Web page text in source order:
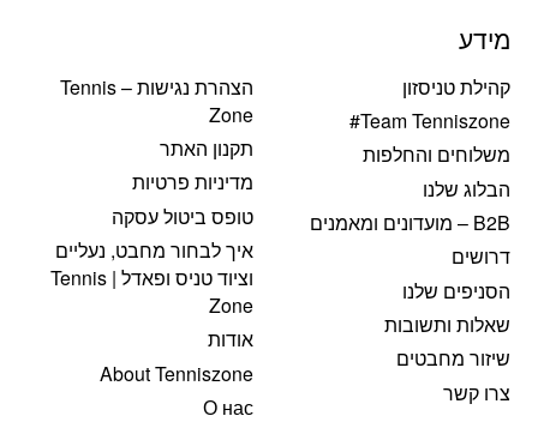
מידע
קהילת טניסזון
Team Tenniszone#
משלוחים והחלפות
הבלוג שלנו
B2B – מועדונים ומאמנים
דרושים
הסניפים שלנו
שאלות ותשובות
שיזור מחבטים
צרו קשר
הצהרת נגישות – Tennis
Zone
תקנון האתר
מדיניות פרטיות
טופס ביטול עסקה
איך לבחור מחבט, נעליים
וציוד טניס ופאדל | Tennis
Zone
אודות
About Tenniszone
О нас